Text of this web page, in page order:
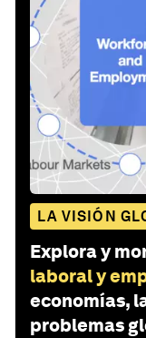
LA VISIÓN
Explora y
laboral y
economías,
problemas